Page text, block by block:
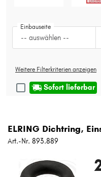
Typ wählen
Einbauseite
-- auswählen --
Weitere Filterkriterien anzeigen
Sofort lieferbar
ELRING Dichtring,
Art.-Nr. 893.889